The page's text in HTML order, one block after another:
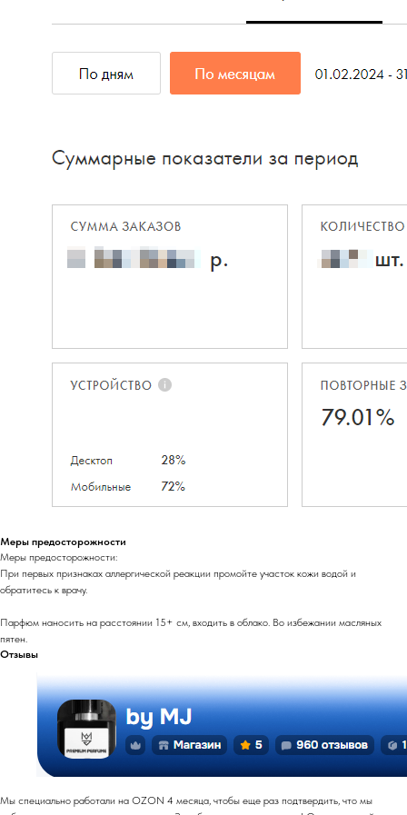
Меры предосторожности
Меры предосторожности:
При первых признаках аллергической реакции промойте участок кожи водой и
обратитесь к врачу.
Парфюм наносить на расстоянии 15+ см, входить в облако. Во избежании масляных
пятен.
Отзывы
Мы специально работали на OZON 4 месяца, чтобы еще раз подтвердить, что мы